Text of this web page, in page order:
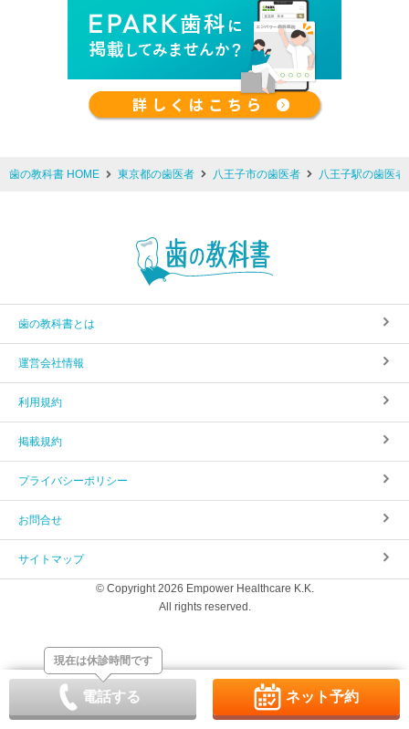
現在は休診時間です
電話する ネット予約
歯の教科書 HOME 東京都の歯医者 八王子市の歯医者 八王子駅の歯医者
歯の教科書とは
運営会社情報
利用規約
掲載規約
プライバシーポリシー
お問合せ
サイトマップ
© Copyright 2026 Empower Healthcare K.K.
All rights reserved.